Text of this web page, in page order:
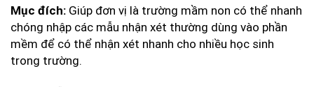
Mục đích: Giúp đơn vị là trường mầm non có thể nhanh
chóng nhập các mẫu nhận xét thường dùng vào phần
mềm để có thể nhận xét nhanh cho nhiều học sinh
trong trường.